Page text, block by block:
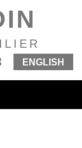
ENGLISH